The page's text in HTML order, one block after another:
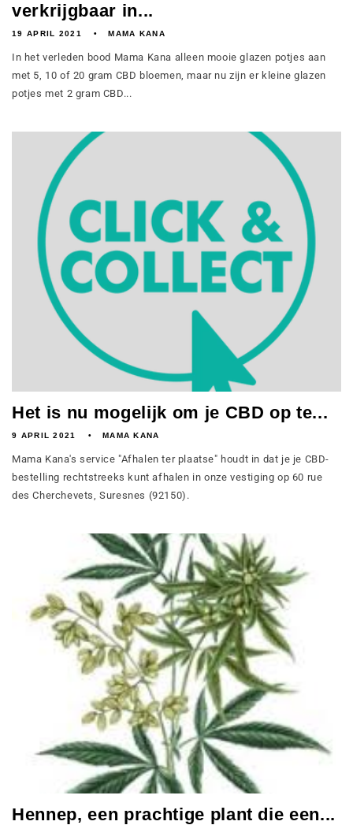
verkrijgbaar in...
19 APRIL 2021 MAMA KANA
In het verleden bood Mama Kana alleen mooie glazen potjes aan
met 5, 10 of 20 gram CBD bloemen, maar nu zijn er kleine glazen
potjes met 2 gram CBD...
Het is nu mogelijk om je CBD op te...
9 APRIL 2021 MAMA KANA
Mama Kana's service "Afhalen ter plaatse" houdt in dat je je CBD-
bestelling rechtstreeks kunt afhalen in onze vestiging op 60 rue
des Cherchevets, Suresnes (92150).
Hennep, een prachtige plant die een...